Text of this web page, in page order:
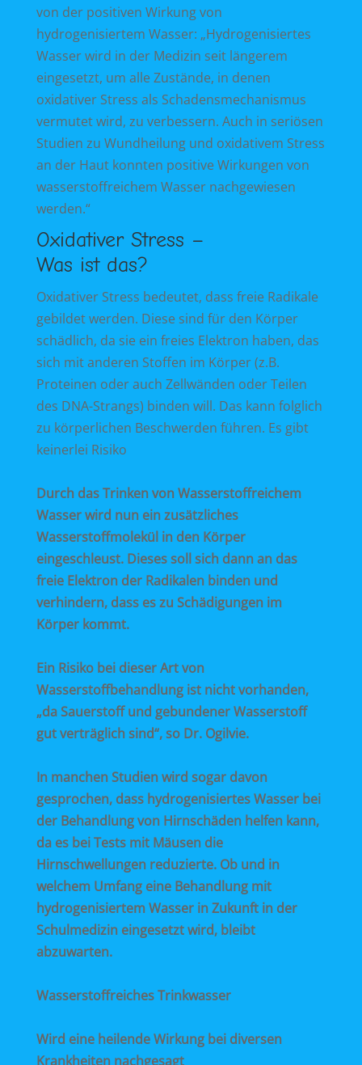
von der positiven Wirkung von
hydrogenisiertem Wasser: „Hydrogenisiertes
Wasser wird in der Medizin seit längerem
eingesetzt, um alle Zustände, in denen
oxidativer Stress als Schadensmechanismus
vermutet wird, zu verbessern. Auch in seriösen
Studien zu Wundheilung und oxidativem Stress
an der Haut konnten positive Wirkungen von
wasserstoffreichem Wasser nachgewiesen
werden.“
Oxidativer Stress –
Was ist das?
Oxidativer Stress bedeutet, dass freie Radikale
gebildet werden. Diese sind für den Körper
schädlich, da sie ein freies Elektron haben, das
sich mit anderen Stoffen im Körper (z.B.
Proteinen oder auch Zellwänden oder Teilen
des DNA-Strangs) binden will. Das kann folglich
zu körperlichen Beschwerden führen. Es gibt
keinerlei Risiko
Durch das Trinken von Wasserstoffreichem
Wasser wird nun ein zusätzliches
Wasserstoffmolekül in den Körper
eingeschleust. Dieses soll sich dann an das
freie Elektron der Radikalen binden und
verhindern, dass es zu Schädigungen im
Körper kommt.
Ein Risiko bei dieser Art von
Wasserstoffbehandlung ist nicht vorhanden,
„da Sauerstoff und gebundener Wasserstoff
gut verträglich sind“, so Dr. Ogilvie.
In manchen Studien wird sogar davon
gesprochen, dass hydrogenisiertes Wasser bei
der Behandlung von Hirnschäden helfen kann,
da es bei Tests mit Mäusen die
Hirnschwellungen reduzierte. Ob und in
welchem Umfang eine Behandlung mit
hydrogenisiertem Wasser in Zukunft in der
Schulmedizin eingesetzt wird, bleibt
abzuwarten.
Wasserstoffreiches Trinkwasser
Wird eine heilende Wirkung bei diversen
Krankheiten nachgesagt